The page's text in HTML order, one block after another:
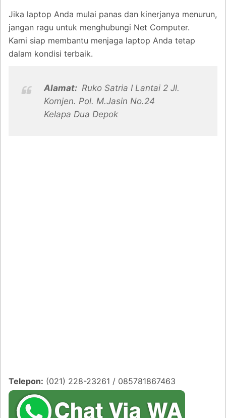
Jika laptop Anda mulai panas dan kinerjanya menurun,
jangan ragu untuk menghubungi Net Computer.
Kami siap membantu menjaga laptop Anda tetap
dalam kondisi terbaik.
Alamat: Ruko Satria I Lantai 2 Jl.
Komjen. Pol. M.Jasin No.24
Kelapa Dua Depok
Telepon: (021) 228-23261 / 085781867463